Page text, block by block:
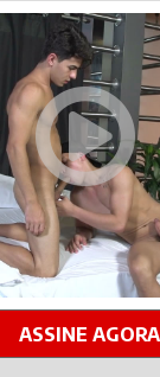
ASSINE AGORA